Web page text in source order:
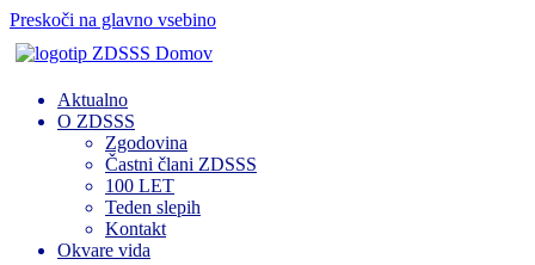
Preskoči na glavno vsebino
Domov
Aktualno
O ZDSSS
Zgodovina
Častni člani ZDSSS
100 LET
Teden slepih
Kontakt
Okvare vida